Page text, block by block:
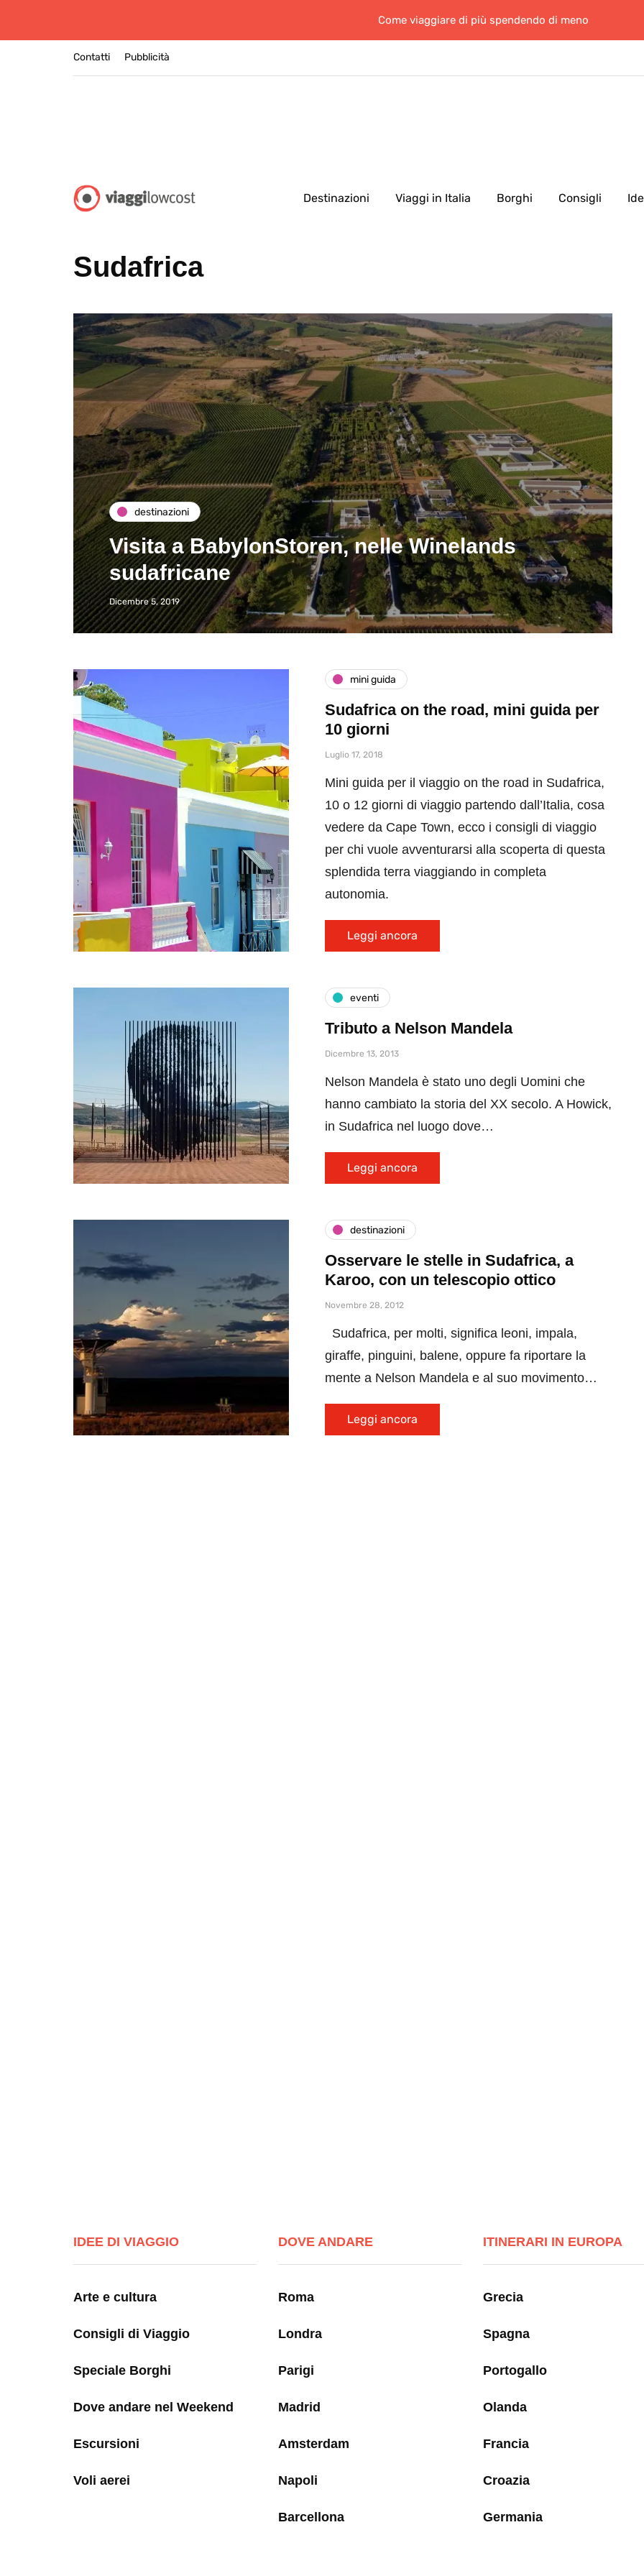
Come viaggiare di più spendendo di meno
Contatti Pubblicità
Destinazioni Viaggi in Italia Borghi Consigli
Sudafrica
destinazioni
Visita a BabylonStoren, nelle Winelands
sudafricane
Dicembre 5, 2019
mini guida
Sudafrica on the road, mini guida per
10 giorni
Luglio 17, 2018
Mini guida per il viaggio on the road in Sudafrica,
10 o 12 giorni di viaggio partendo dall’Italia, cosa
vedere da Cape Town, ecco i consigli di viaggio
per chi vuole avventurarsi alla scoperta di questa
splendida terra viaggiando in completa
autonomia.
Leggi ancora
eventi
Tributo a Nelson Mandela
Dicembre 13, 2013
Nelson Mandela è stato uno degli Uomini che
hanno cambiato la storia del XX secolo. A Howick,
in Sudafrica nel luogo dove…
Leggi ancora
destinazioni
Osservare le stelle in Sudafrica, a
Karoo, con un telescopio ottico
Novembre 28, 2012
Sudafrica, per molti, significa leoni, impala,
giraffe, pinguini, balene, oppure fa riportare la
mente a Nelson Mandela e al suo movimento…
Leggi ancora
IDEE DI VIAGGIO
Arte e cultura
Consigli di Viaggio
Speciale Borghi
Dove andare nel Weekend
Escursioni
Voli aerei
DOVE ANDARE
Roma
Londra
Parigi
Madrid
Amsterdam
Napoli
Barcellona
ITINERARI IN EUROPA
Grecia
Spagna
Portogallo
Olanda
Francia
Croazia
Germania